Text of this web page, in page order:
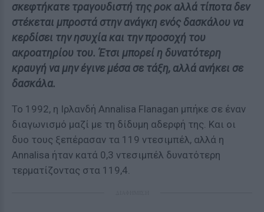
σκεφτήκατε τραγουδιστή της ροκ αλλά τίποτα δεν
στέκεται μπροστά στην ανάγκη ενός δασκάλου να
κερδίσει την ησυχία και την προσοχή του
ακροατηρίου του. Έτσι μπορεί η δυνατότερη
κραυγή να μην έγινε μέσα σε τάξη, αλλά ανήκει σε
δασκάλα.
Το 1992, η Ιρλανδή Annalisa Flanagan μπήκε σε έναν
διαγωνισμό μαζί με τη δίδυμη αδερφή της. Και οι
δυο τους ξεπέρασαν τα 119 ντεσιμπέλ, αλλά η
Annalisa ήταν κατά 0,3 ντεσιμπέλ δυνατότερη
τερματίζοντας στα 119,4.